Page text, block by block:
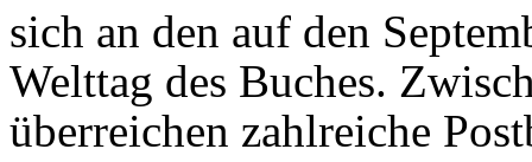
sich an den auf den
Welttag des Buches.
überreichen zahlreiche